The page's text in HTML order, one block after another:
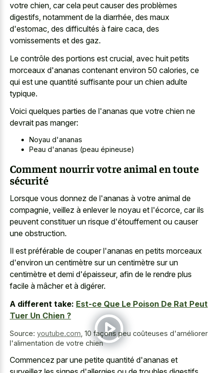
votre chien, car cela peut causer des problèmes
digestifs, notamment de la diarrhée, des maux
d'estomac, des difficultés à faire caca, des
vomissements et des gaz.
Le contrôle des portions est crucial, avec huit petits
morceaux d'ananas contenant environ 50 calories, ce
qui est une quantité suffisante pour un chien adulte
typique.
Voici quelques parties de l'ananas que votre chien ne
devrait pas manger:
Noyau d'ananas
Peau d'ananas (peau épineuse)
Comment nourrir votre animal en toute
sécurité
Lorsque vous donnez de l'ananas à votre animal de
compagnie, veillez à enlever le noyau et l'écorce, car ils
peuvent constituer un risque d'étouffement ou causer
une obstruction.
Il est préférable de couper l'ananas en petits morceaux
d'environ un centimètre sur un centimètre sur un
centimètre et demi d'épaisseur, afin de le rendre plus
facile à mâcher et à digérer.
A different take: Est-ce Que Le Poison De Rat Peut
Tuer Un Chien ?
Source: youtube.com 10 façons peu coûteuses d'améliorer
l'alimentation de votre chien
Commencez par une petite quantité d'ananas et